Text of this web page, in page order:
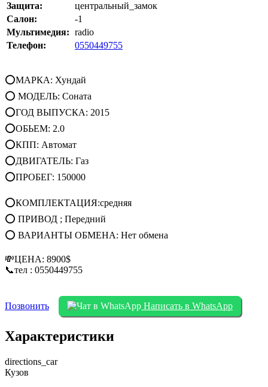
Защита:
центральный_замок
Салон:
-1
Мультимедия: radio
Телефон:
0550449755
⭕МАРКА: Хундай
⭕ МОДЕЛЬ: Соната
⭕ГОД ВЫПУСКА: 2015
⭕ОБЬЕМ: 2.0
⭕КПП: Автомат
⭕ДВИГАТЕЛЬ: Газ
⭕ПРОБЕГ: 150000
⭕КОМПЛЕКТАЦИЯ:средняя
⭕ ПРИВОД ; Передний
⭕ ВАРИАНТЫ ОБМЕНА: Нет обмена
💸ЦЕНА: 8900$
📞тел : 0550449755
Позвонить Написать в WhatsApp
Характеристики
directions_car
Кузов